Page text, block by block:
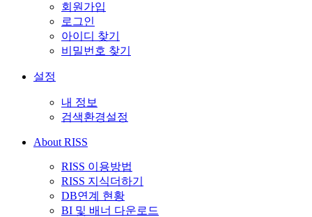
회원가입
로그인
아이디 찾기
비밀번호 찾기
설정
내 정보
검색환경설정
About RISS
RISS 이용방법
RISS 지식더하기
DB연계 현황
BI 및 배너 다운로드